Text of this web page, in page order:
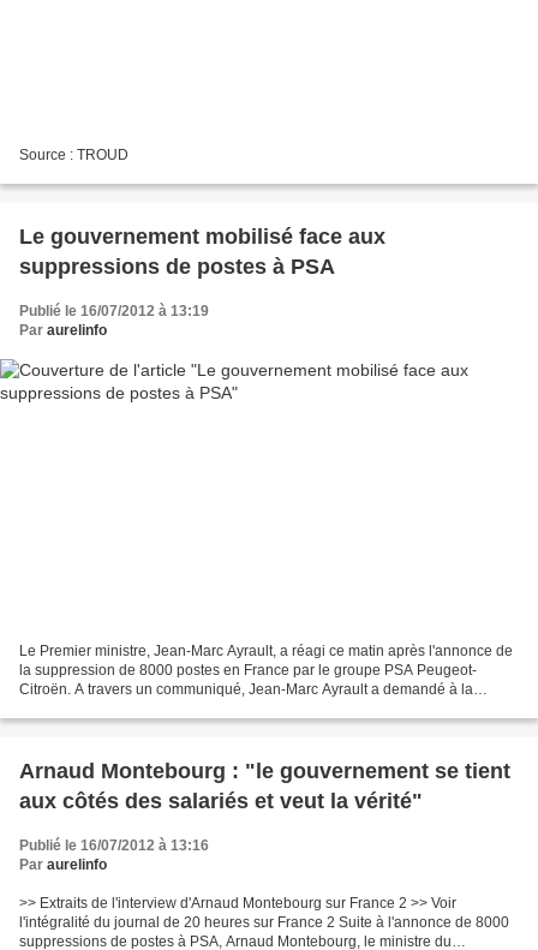
Source : TROUD
Le gouvernement mobilisé face aux
suppressions de postes à PSA
Publié le 16/07/2012 à 13:19
Par aurelinfo
Le Premier ministre, Jean-Marc Ayrault, a réagi ce matin après l'annonce de
la suppression de 8000 postes en France par le groupe PSA Peugeot-
Citroën. A travers un communiqué, Jean-Marc Ayrault a demandé à la
Arnaud Montebourg : "le gouvernement se tient
aux côtés des salariés et veut la vérité"
Publié le 16/07/2012 à 13:16
Par aurelinfo
>> Extraits de l'interview d'Arnaud Montebourg sur France 2 >> Voir
l'intégralité du journal de 20 heures sur France 2 Suite à l'annonce de 8000
suppressions de postes à PSA, Arnaud Montebourg, le ministre du